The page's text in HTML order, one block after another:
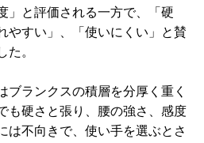
」と評価される一方で、「硬
やすい」、「使いにくい」と賛
た。
ブランクスの積層を分厚く重く
も硬さと張り、腰の強さ、感度
は不向きで、使い手を選ぶとさ